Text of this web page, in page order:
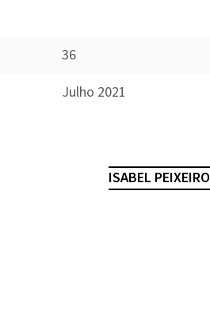
36
Julho 2021
ISABEL PEIXEIRO